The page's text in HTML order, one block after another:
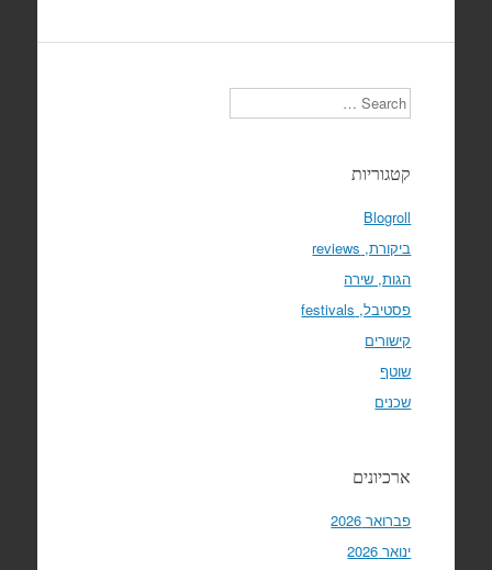
Search
קטגוריות
Blogroll
ביקורת, reviews
הגות, שירה
פסטיבל, festivals
קישורים
שוטף
שכנים
ארכיונים
פברואר 2026
ינואר 2026